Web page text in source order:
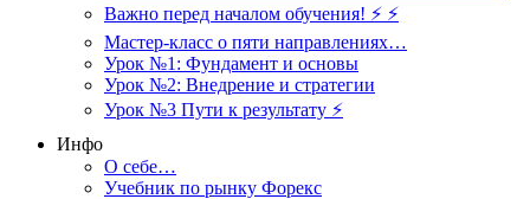
Важно перед началом обучения! ⚡ ⚡
Мастер-класс о пяти направлениях…
Урок №1: Фундамент и основы
Урок №2: Внедрение и стратегии
Урок №3 Пути к результату ⚡️
Инфо
О себе…
Учебник по рынку Форекс